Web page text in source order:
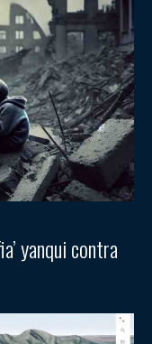
yanqui contra